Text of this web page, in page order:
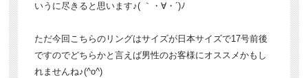
いうに尽きると思います♪( ｀・∀・´)ﾉ
ただ今回こちらのリングはサイズが日本サイズで17号前後
ですのでどちらかと言えば男性のお客様にオススメかもし
れませんね♪(^o^)